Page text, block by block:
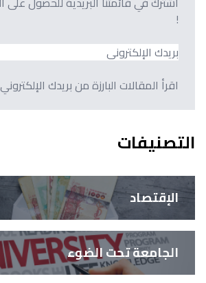
!
اقرأ المقالات البارزة من بريدك
التصنيفات
الإقتصاد
الجامعة تحت الضوء